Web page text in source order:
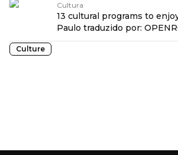
Cultura
13 cultural programs to
Paulo traduzido por:
Culture